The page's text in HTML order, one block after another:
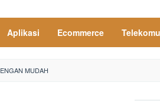
Aplikasi Ecommerce
MUDAH